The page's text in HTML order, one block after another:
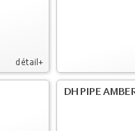
détail+
DH PIPE